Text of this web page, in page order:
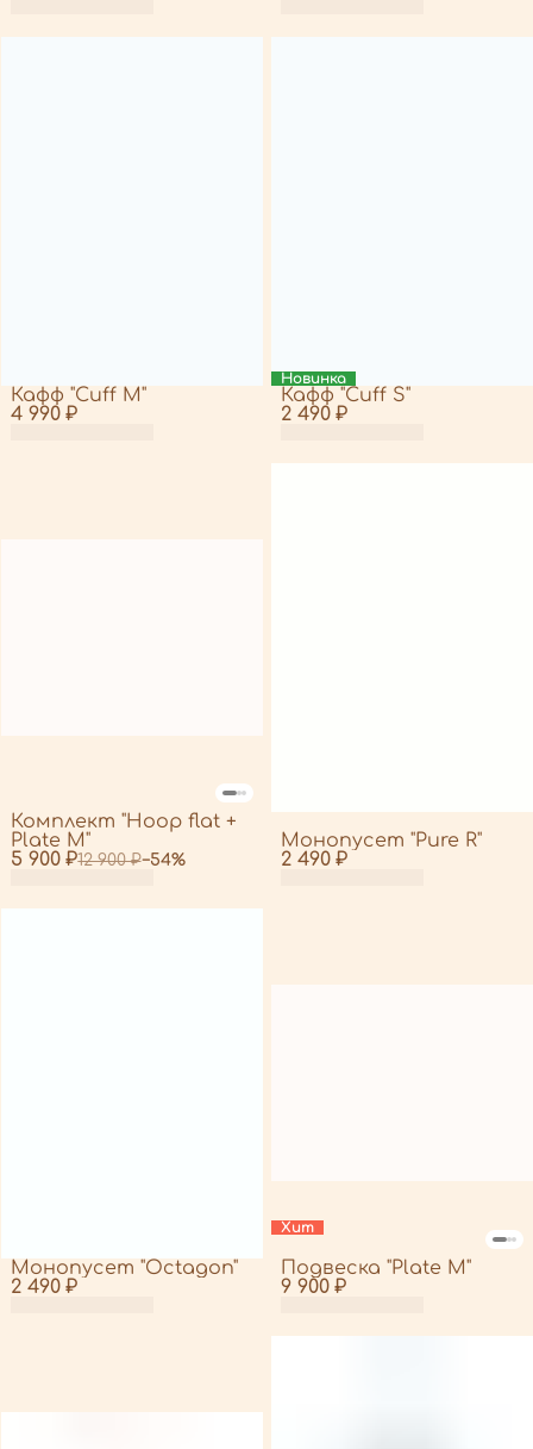
4 990 ₽
Кафф "Cuff M"
Новинка
2 490 ₽
Кафф "Cuff S"
5 900 ₽12 900 ₽−54%
Комплект "Hoop flat +
Plate M"
2 490 ₽
Монопусет "Pure R"
2 490 ₽
Монопусет "Octagon"
Хит
9 900 ₽
Подвеска "Plate M"